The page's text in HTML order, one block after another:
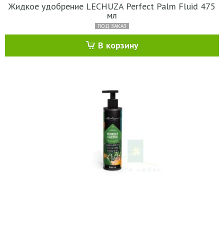
Жидкое удобрение LECHUZA Perfect Palm Fluid 475
мл
ПОД ЗАКАЗ
В корзину